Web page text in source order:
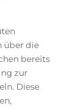
über die
bereits
zur
Diese